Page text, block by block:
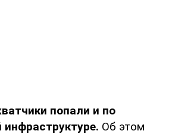
попали и по
инфраструктуре. Об этом